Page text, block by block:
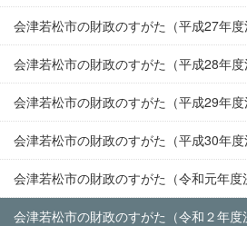
会津若松市の財政のすがた（平成27年度
会津若松市の財政のすがた（平成28年度
会津若松市の財政のすがた（平成29年度
会津若松市の財政のすがた（平成30年度
会津若松市の財政のすがた（令和元年度
会津若松市の財政のすがた（令和２年度